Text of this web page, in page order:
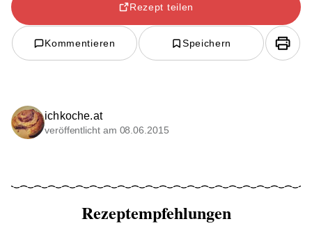
Rezept teilen
Kommentieren Speichern
ichkoche.at
veröffentlicht am 08.06.2015
Rezeptempfehlungen